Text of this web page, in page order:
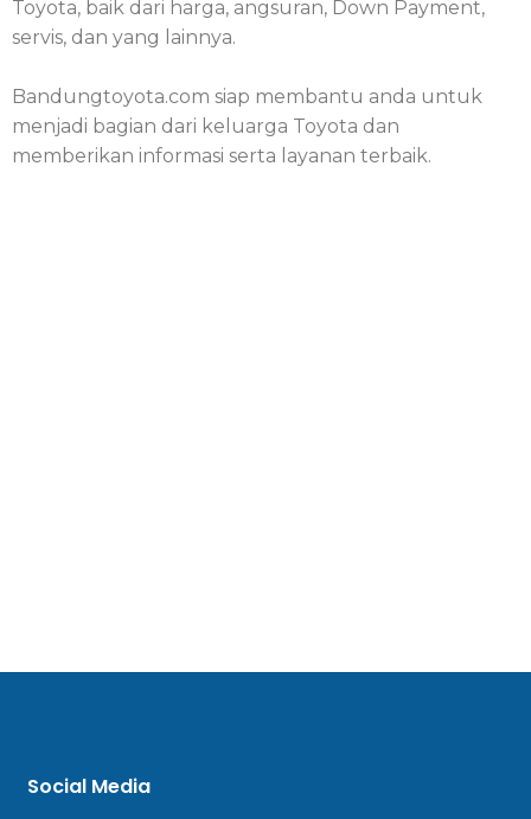
Toyota, baik dari harga, angsuran, Down Payment,
servis, dan yang lainnya.
Bandungtoyota.com siap membantu anda untuk
menjadi bagian dari keluarga Toyota dan
memberikan informasi serta layanan terbaik.
Social Media